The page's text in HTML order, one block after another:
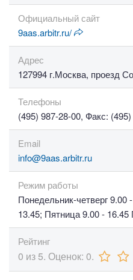
Официальный сайт
9aas.arbitr.ru/
Адрес
127994 г.Москва, проезд
Телефоны
(495) 987-28-00, Факс:
Email
info@9aas.arbitr.ru
Режим работы
Понедельник-четверг
13.45; Пятница 9.00 -
Рейтинг
0 из5. Оценок: 0.